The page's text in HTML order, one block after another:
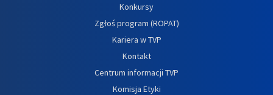
Konkursy
Zgłoś program (ROPAT)
Kariera w TVP
Kontakt
Centrum informacji TVP
Komisja Etyki